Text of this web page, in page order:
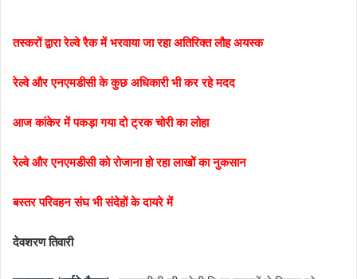
तस्करों द्वारा रेल्वे रैक में भरवाया जा रहा अतिरिक्त लौह अयस्क
रेल्वे और एनएमडीसी के कुछ अधिकारी भी कर रहे मदद
आज कांकेर में पकड़ा गया दो ट्रक चोरी का लोहा
रेल्वे और एनएमडीसी को रोजाना हो रहा लाखों का नुकसान
बस्तर परिवहन संघ भी संदेहों के दायरे में
देवशरण तिवारी